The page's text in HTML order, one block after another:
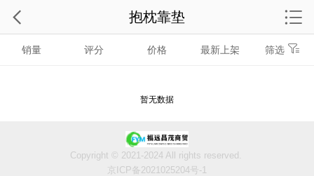
销量 评分 价格 最新上架 筛选
暂无数据
抱枕靠垫
Copyright © 2021-2024 All rights reserved.
京ICP备2021025204号-1